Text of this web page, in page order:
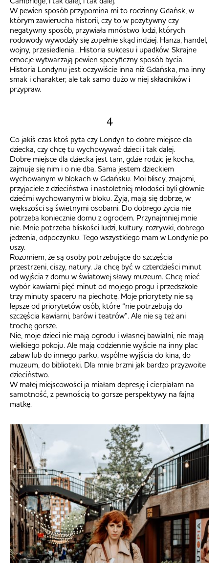
W pewien sposób przypomina mi to rodzinny Gdańsk, w
którym zawierucha historii, czy to w pozytywny czy
negatywny sposób, przywiała mnóstwo ludzi, których
rodowody wywodziły się zupełnie skąd indziej. Hanza, handel,
wojny, przesiedlenia…Historia sukcesu i upadków. Skrajne
emocje wytwarzają pewien specyficzny sposób bycia.
Historia Londynu jest oczywiście inna niż Gdańska, ma inny
smak i charakter, ale tak samo dużo w niej składników i
przypraw.
4
Co jakiś czas ktoś pyta czy Londyn to dobre miejsce dla
dziecka, czy chcę tu wychowywać dzieci i tak dalej.
Dobre miejsce dla dziecka jest tam, gdzie rodzic je kocha,
zajmuje się nim i o nie dba. Sama jestem dzieckiem
wychowanym w blokach w Gdańsku. Moi bliscy, znajomi,
przyjaciele z dzieciństwa i nastoletniej młodości byli głównie
dziećmi wychowanymi w bloku. Żyją, mają się dobrze, w
większości są świetnymi osobami. Do dobrego życia nie
potrzeba koniecznie domu z ogrodem. Przynajmniej mnie
nie. Mnie potrzeba bliskości ludzi, kultury, rozrywki, dobrego
jedzenia, odpoczynku. Tego wszystkiego mam w Londynie po
uszy.
Rozumiem, że są osoby potrzebujące do szczęścia
przestrzeni, ciszy, natury. Ja chcę być w czterdzieści minut
od wyjścia z domu w światowej sławy muzeum. Chcę mieć
wybór kawiarni pięć minut od mojego progu i przedszkole
trzy minuty spaceru na piechotę. Moje priorytety nie są
lepsze od priorytetów osób, które “nie potrzebują do
szczęścia kawiarni, barów i teatrów”. Ale nie są też ani
trochę gorsze.
Nie, moje dzieci nie mają ogrodu i własnej bawialni, nie mają
wielkiego pokoju. Ale mają codziennie wyjście na inny plac
zabaw lub do innego parku, wspólne wyjścia do kina, do
muzeum, do biblioteki. Dla mnie brzmi jak bardzo przyzwoite
dzieciństwo.
W małej miejscowości ja miałam depresję i cierpiałam na
samotność, z pewnością to gorsze perspektywy na fajną
matkę.